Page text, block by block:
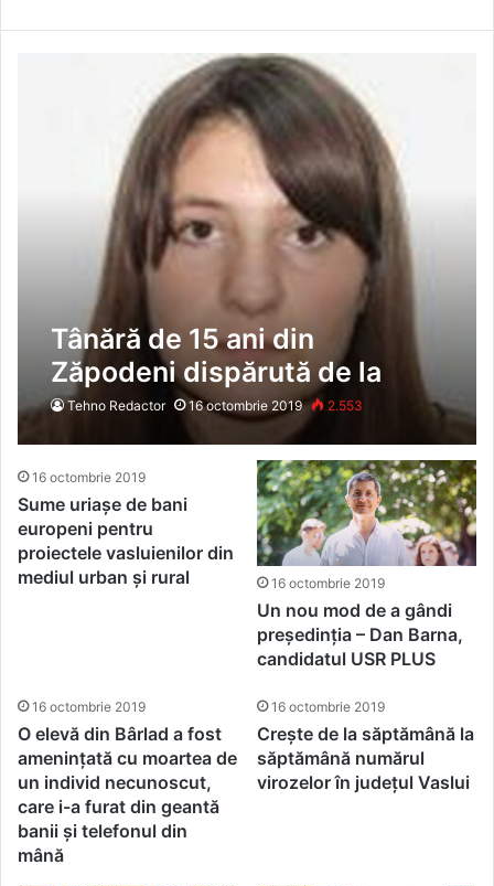
Tânără de 15 ani din
Zăpodeni dispărută de la
domiciliu
Tehno Redactor 16 octombrie 2019 2.553
16 octombrie 2019
Sume uriașe de bani
europeni pentru
proiectele vasluienilor din
mediul urban și rural
16 octombrie 2019
Un nou mod de a gândi
președinția – Dan Barna,
candidatul USR PLUS
16 octombrie 2019
O elevă din Bârlad a fost
amenințată cu moartea de
un individ necunoscut,
care i-a furat din geantă
banii și telefonul din
mână
16 octombrie 2019
Crește de la săptămână la
săptămână numărul
virozelor în județul Vaslui